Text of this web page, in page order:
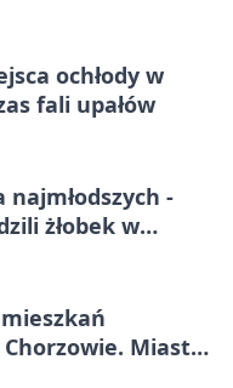
ochłody w
fali upałów
najmłodszych -
żłobek w
Miasto